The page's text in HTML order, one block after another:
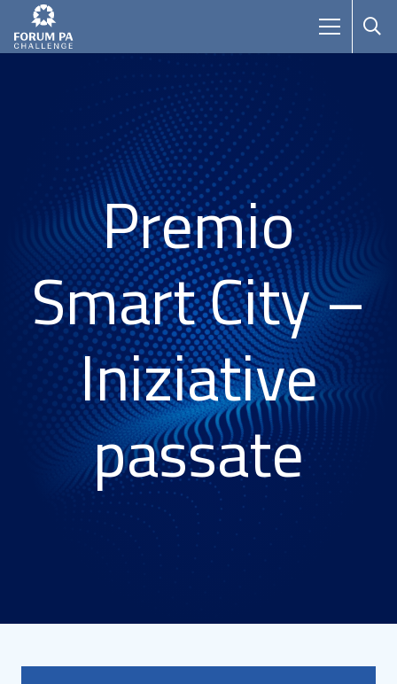
Premio
Smart City –
Iniziative
passate